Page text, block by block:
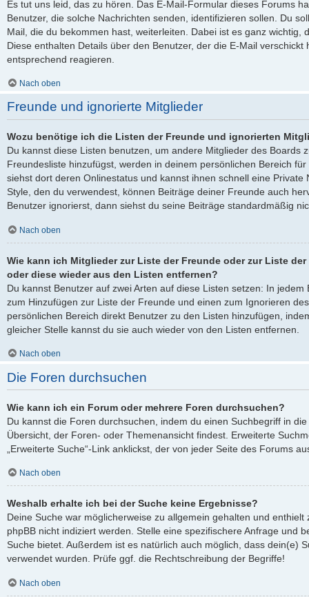
Es tut uns leid, das zu hören. Das E-Mail-Formular dieses Forums
Benutzer, die solche Nachrichten senden, identifizieren sollen. Du
Mail, die du bekommen hast, weiterleiten. Dabei ist es ganz wichtig,
Diese enthalten Details über den Benutzer, der die E-Mail
entsprechend reagieren.
Nach oben
Freunde und ignorierte Mitglieder
Wozu benötige ich die Listen der Freunde und ignorierten
Du kannst diese Listen benutzen, um andere Mitglieder des Boards
Freundesliste hinzufügst, werden in deinem persönlichen Bereich
siehst dort deren Onlinestatus und kannst ihnen schnell eine Private
Style, den du verwendest, können Beiträge deiner Freunde auch
Benutzer ignorierst, dann siehst du seine Beiträge standardmäßig
Nach oben
Wie kann ich Mitglieder zur Liste der Freunde oder zur Liste
oder diese wieder aus den Listen entfernen?
Du kannst Benutzer auf zwei Arten auf diese Listen setzen: In
zum Hinzufügen zur Liste der Freunde und einen zum Ignorieren
persönlichen Bereich direkt Benutzer zu den Listen hinzufügen,
gleicher Stelle kannst du sie auch wieder von den Listen entfernen.
Nach oben
Die Foren durchsuchen
Wie kann ich ein Forum oder mehrere Foren durchsuchen?
Du kannst die Foren durchsuchen, indem du einen Suchbegriff in
Übersicht, der Foren- oder Themenansicht findest. Erweiterte
„Erweiterte Suche“-Link anklickst, der von jeder Seite des Forums
Nach oben
Weshalb erhalte ich bei der Suche keine Ergebnisse?
Deine Suche war möglicherweise zu allgemein gehalten und
phpBB nicht indiziert werden. Stelle eine spezifischere Anfrage und
Suche bietet. Außerdem ist es natürlich auch möglich, dass dein(e)
verwendet wurden. Prüfe ggf. die Rechtschreibung der Begriffe!
Nach oben